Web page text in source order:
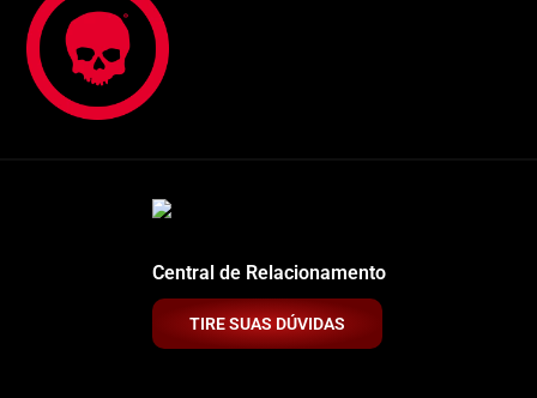
Central de Relacionamento
TIRE SUAS DÚVIDAS